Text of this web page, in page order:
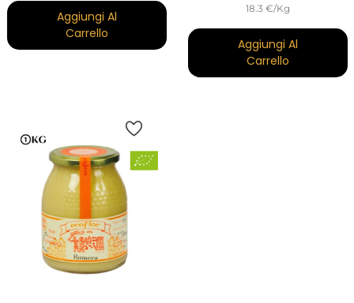
Aggiungi Al
Carrello
18.3 €/Kg
Aggiungi Al
Carrello